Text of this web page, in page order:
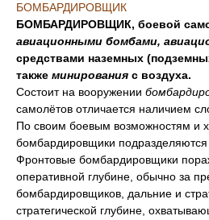
БОМБАРДИРОВЩИК
БОМБАРДИРОВЩИК, боевой
авиационными бомбами,
средствами наземных
также минирования с воздуха.
Состоит на вооружении
самолётов отличается наличием
По своим боевым возможностям и
бомбардировщики
Фронтовые бомбардировщики
оперативной глубине, обычно за
бомбардировщиков, дальние и
стратегической глубине,